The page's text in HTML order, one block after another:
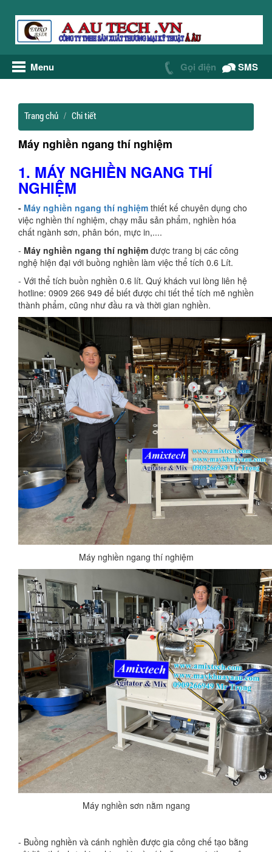
Menu Gọi điện SMS
Trang chủ Chi tiết
Máy nghiền ngang thí nghiệm
1. MÁY NGHIỀN NGANG THÍ
NGHIỆM
- Máy nghiền ngang thí nghiệm thiết kế chuyên dụng cho
việc nghiền thí nghiệm, chạy mẫu sản phẩm, nghiền hóa
chất ngành sơn, phân bón, mực in,....
- Máy nghiền ngang thí nghiệm được trang bị các công
nghệ hiện đại với buồng nghiền làm việc thể tích 0.6 Lít.
- Với thể tích buồn nghiền 0.6 lít. Quý khách vui lòng liên hệ
hotline: 0909 266 949 để biết được chi tiết thể tích mẽ nghiền
thành phẩm, cũng như đầu ra và thời gian nghiền.
Máy nghiền ngang thí nghiệm
Máy nghiền sơn nằm ngang
- Buồng nghiền và cánh nghiền được gia công chế tạo bằng